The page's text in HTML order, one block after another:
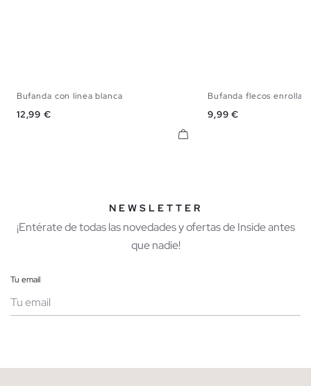
Bufanda con línea blanca
Precio
12,99 €
Bufanda flecos
Precio
9,99 €
NEWSLETTER
¡Entérate de todas las novedades y ofertas de Inside antes
que nadie!
Tu email